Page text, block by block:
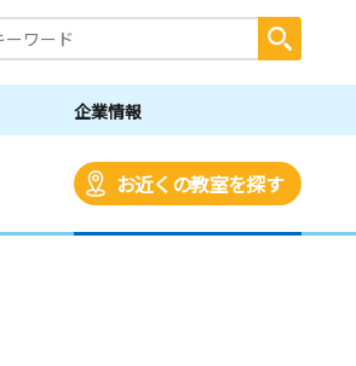
企業情報
お近くの教室を探す